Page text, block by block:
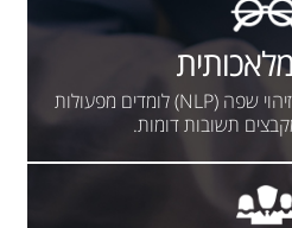
אלגוריתמים מתקדמים של זיהוי שפה (NLP) לומדים מפעולות
תשובות דומות.